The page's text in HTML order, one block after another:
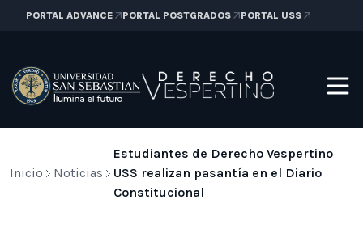
PORTAL ADVANCE PORTAL POSTGRADOS PORTAL USS
Inicio Noticias
Estudiantes de Derecho Vespertino
USS realizan pasantía en el Diario
Constitucional